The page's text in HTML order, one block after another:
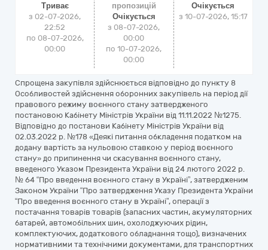
Триває
з 02-07-2026,
22:52
по 08-07-2026,
00:00
пропозицій
Очікується
з 08-07-2026,
00:00
по 10-07-2026,
00:00
Очікується
з 10-07-2026, 15:17
Cпрощена закупівля здійснюється відповідно до пункту 8
Особливостей здійснення оборонних закупівель на період дії
правового режиму воєнного стану затвердженого
постановою Кабінету Міністрів України від 11.11.2022 №1275.
Відповідно до постанови Кабінету Міністрів України від
02.03.2022 р. №178 «Деякі питання обкладення податком на
додану вартість за нульовою ставкою у період воєнного
стану» до припинення чи скасування воєнного стану,
введеного Указом Президента України від 24 лютого 2022 р.
№ 64 “Про введення воєнного стану в Україні”, затвердженим
Законом України “Про затвердження Указу Президента України
“Про введення воєнного стану в Україні”, операції з
постачання товарів товарів (запасних частин, акумуляторних
батарей, автомобільних шин, охолоджуючих рідин,
комплектуючих, додаткового обладнання тощо), визначених
нормативними та технічними документами, для транспортних